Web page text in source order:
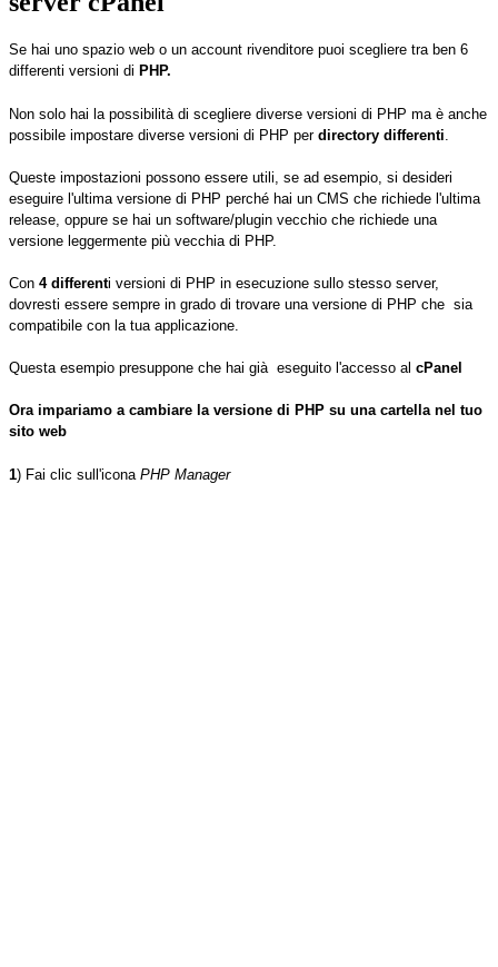
Se hai uno spazio web o un account rivenditore puoi scegliere tra ben 6
differenti versioni di PHP.
Non solo hai la possibilità di scegliere diverse versioni di PHP ma è anche
possibile impostare diverse versioni di PHP per directory differenti
Queste impostazioni possono essere utili, se ad esempio, si desideri
eseguire l'ultima versione di PHP perché hai un CMS che richiede l'ultima
release, oppure se hai un software/plugin vecchio che richiede una
versione leggermente più vecchia di PHP.
Con 4 differenti versioni di PHP in esecuzione sullo stesso server,
dovresti essere sempre in grado di trovare una versione di PHP che sia
compatibile con la tua applicazione.
Questa esempio presuppone che hai già eseguito l'accesso al cPanel
Ora impariamo a cambiare la versione di PHP su una cartella nel tuo
sito web
1) Fai clic sull'icona PHP Manager